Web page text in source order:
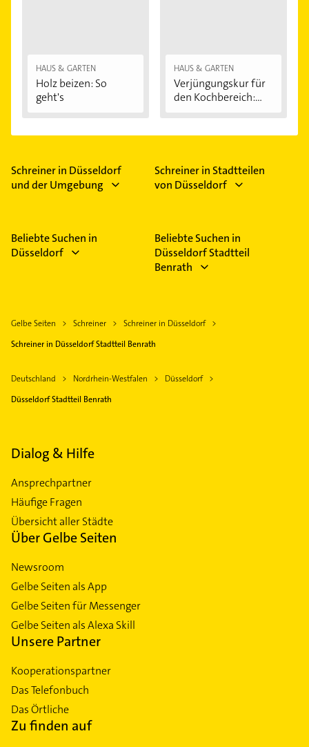
HAUS & GARTEN
Holz beizen: So
geht's
HAUS & GARTEN
Verjüngungskur für
den Kochbereich:...
Schreiner in Düsseldorf
und der Umgebung
Schreiner in Stadtteilen
von Düsseldorf
Beliebte Suchen in
Düsseldorf
Beliebte Suchen in
Düsseldorf Stadtteil
Benrath
Gelbe Seiten Schreiner
Schreiner in Düsseldorf
Schreiner in Düsseldorf Stadtteil Benrath
Deutschland Nordrhein-Westfalen
Düsseldorf
Düsseldorf Stadtteil Benrath
Dialog & Hilfe
Ansprechpartner
Häufige Fragen
Übersicht aller Städte
Über Gelbe Seiten
Newsroom
Gelbe Seiten als App
Gelbe Seiten für Messenger
Gelbe Seiten als Alexa Skill
Unsere Partner
Kooperationspartner
Das Telefonbuch
Das Örtliche
Zu finden auf